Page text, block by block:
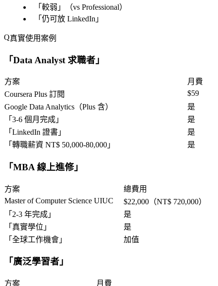
「 較弱 」（vs Professional）
「 仍可放 LinkedIn 」
真實使用案例
「Data Analyst 求職者 」
方案
月費
Coursera Plus 訂閱
$59
Google Data Analytics（Plus 含）
是
「 3-6 個月完成 」
是
「 LinkedIn 證書 」
是
「 轉職薪資 NT$ 50,000-80,000 」 是
「MBA 線上進修」
方案
總費用
Master of Computer Science UIUC
$22,000（NT$ 720,000）
「 2-3 年完成 」
是
「 真實學位 」
是
「 全球工作機會 」 加值
「 廣泛學習者 」
方案 月費